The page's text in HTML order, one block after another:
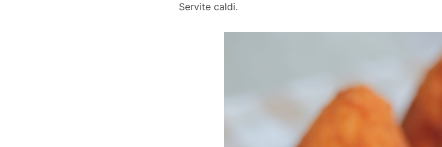
Servite caldi.